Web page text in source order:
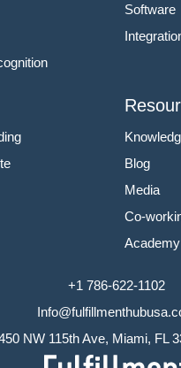
Software
Blog
Media
Co-
Academy
+1 786-622-1102
NW 115th Ave, Miami, FL